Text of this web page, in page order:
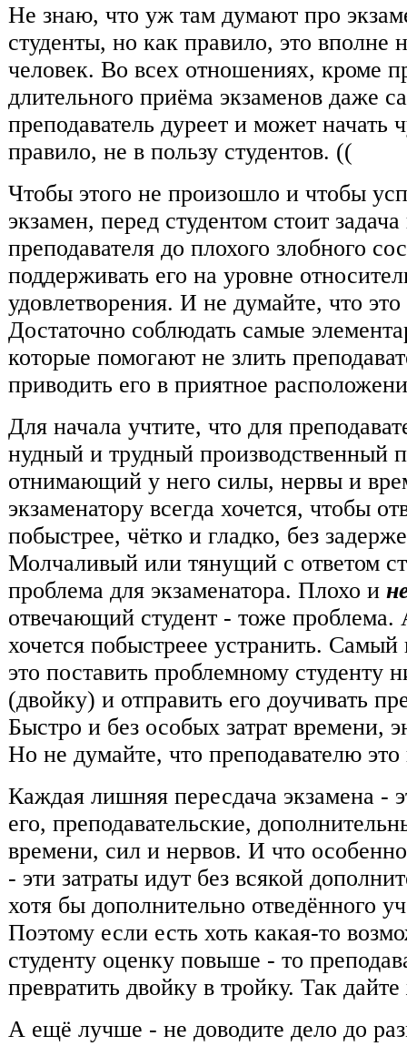
Не знаю, что уж там думают про
студенты, но как правило, это вполне
человек. Во всех отношениях, кроме
длительного приёма экзаменов даже
преподаватель дуреет и может начать
правило, не в пользу студентов. ((
Чтобы этого не произошло и чтобы
экзамен, перед студентом стоит
преподавателя до плохого злобного
поддерживать его на уровне
удовлетворения. И не думайте, что
Достаточно соблюдать самые
которые помогают не злить
приводить его в приятное
Для начала учтите, что для
нудный и трудный производственный
отнимающий у него силы, нервы и
экзаменатору всегда хочется, чтобы
побыстрее, чётко и гладко, без
Молчаливый или тянущий с ответом
проблема для экзаменатора. Плохо и
отвечающий студент - тоже
хочется побыстреее устранить.
это поставить проблемному студенту
(двойку) и отправить его доучивать
Быстро и без особых затрат времени,
Но не думайте, что преподавателю это
Каждая лишняя пересдача экзамена -
его, преподавательские,
времени, сил и нервов. И что
- эти затраты идут без всякой
хотя бы дополнительно отведённого
Поэтому если есть хоть какая-то
студенту оценку повыше - то
превратить двойку в тройку. Так
А ещё лучше - не доводите дело до